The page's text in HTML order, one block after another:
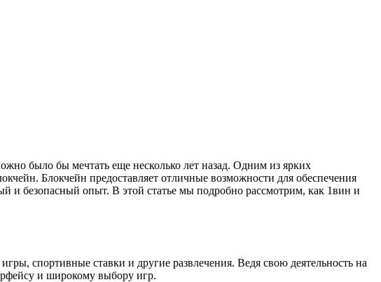
было бы мечтать еще несколько лет назад. Одним из ярких
Блокчейн предоставляет отличные возможности для обеспечения
и безопасный опыт. В этой статье мы подробно рассмотрим, как 1вин и
спортивные ставки и другие развлечения. Ведя свою деятельность на
и широкому выбору игр.